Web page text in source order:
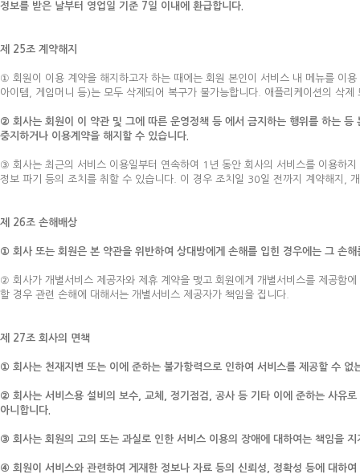
정보를 받은 날부터 영업일 기준 7일 이내에 환급합니다.
제 25조 계약해지
① 회원이 이용 계약을 해지하고자 하는 때에는 회원 본인이 서비스 내 메뉴를 이
아이템, 게임머니 등)는 모두 삭제되어 복구가 불가능합니다. 애플리케이션의 삭
② 회사는 회원이 이 약관 및 그에 따른 운영정책 등 에서 금지하는 행위를 하는
중지하거나 이용계약을 해지할 수 있습니다.
③ 회사는 최근의 서비스 이용일부터 연속하여 1년 동안 회사의 서비스를 이용하
정보 파기 등의 조치를 취할 수 있습니다. 이 경우 조치일 30일 전까지 계약해지,
제 26조 손해배상
① 회사 또는 회원은 본 약관을 위반하여 상대방에게 손해를 입힌 경우에는 그 손
② 회사가 개별서비스 제공자와 제휴 계약을 맺고 회원에게 개별서비스를 제공함
할 경우 관련 손해에 대해서는 개별서비스 제공자가 책임을 집니다.
제 27조 회사의 면책
① 회사는 천재지변 또는 이에 준하는 불가항력으로 인하여 서비스를 제공할 수 없
② 회사는 서비스용 설비의 보수, 교체, 정기점검, 공사 등 기타 이에 준하는 사유
아니합니다.
③ 회사는 회원의 고의 또는 과실로 인한 서비스 이용의 장애에 대하여는 책임을
④ 회원이 서비스와 관련하여 게재한 정보나 자료 등의 신뢰성, 정확성 등에 대하